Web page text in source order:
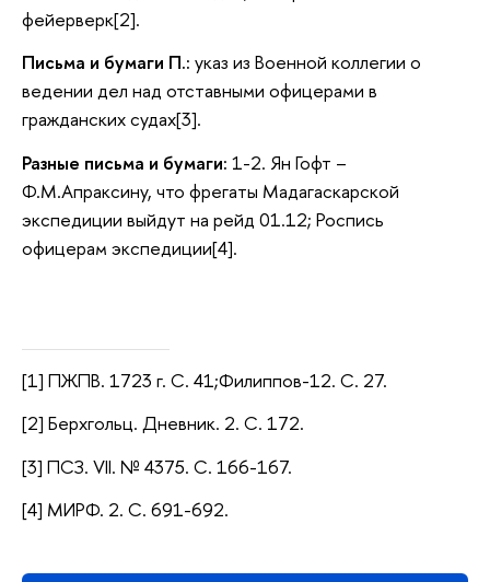
фейерверк[2].
Письма и бумаги П.: указ из Военной коллегии о
ведении дел над отставными офицерами в
гражданских судах[3].
Разные письма и бумаги: 1-2. Ян Гофт –
Ф.М.Апраксину, что фрегаты Мадагаскарской
экспедиции выйдут на рейд 01.12; Роспись
офицерам экспедиции[4].
[1] ПЖПВ. 1723 г. С. 41;Филиппов-12. С. 27.
[2] Берхгольц. Дневник. 2. С. 172.
[3] ПСЗ. VII. № 4375. С. 166-167.
[4] МИРФ. 2. С. 691-692.